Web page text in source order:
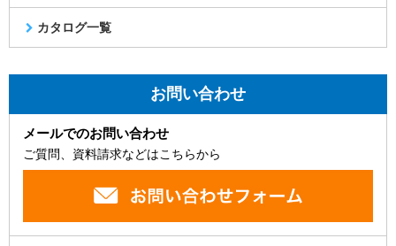
カタログ一覧
お問い合わせ
メールでのお問い合わせ
ご質問、資料請求などはこちらから